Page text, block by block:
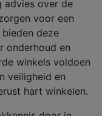
advies over de
voor een
deze
onderhoud en
winkels voldoen
veiligheid en
hart winkelen.